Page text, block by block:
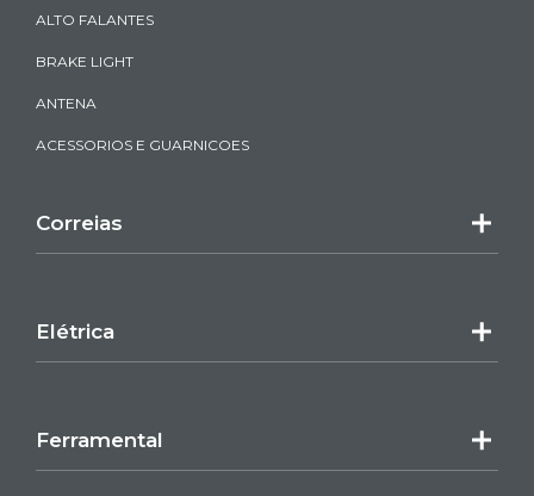
ALTO FALANTES
BRAKE LIGHT
ANTENA
ACESSORIOS E GUARNICOES
Correias
Elétrica
Ferramental